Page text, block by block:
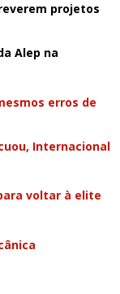
projetos
Alep na
erros de
Internacional
voltar à elite